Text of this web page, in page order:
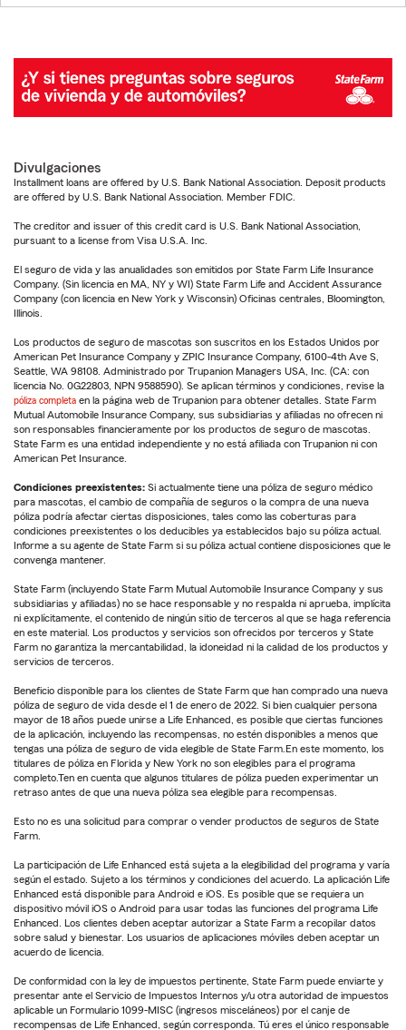
Divulgaciones
Installment loans are offered by U.S. Bank National Association. Deposit products
are offered by U.S. Bank National Association. Member FDIC.
The creditor and issuer of this credit card is U.S. Bank National Association,
pursuant to a license from Visa U.S.A. Inc.
El seguro de vida y las anualidades son emitidos por State Farm Life Insurance
Company. (Sin licencia en MA, NY y WI) State Farm Life and Accident Assurance
Company (con licencia en New York y Wisconsin) Oficinas centrales, Bloomington,
Illinois.
Los productos de seguro de mascotas son suscritos en los Estados Unidos por
American Pet Insurance Company y ZPIC Insurance Company, 6100-4th Ave S,
Seattle, WA 98108. Administrado por Trupanion Managers USA, Inc. (CA: con
licencia No. 0G22803, NPN 9588590). Se aplican términos y condiciones, revise la
póliza completa en la página web de Trupanion para obtener detalles. State Farm
Mutual Automobile Insurance Company, sus subsidiarias y afiliadas no ofrecen ni
son responsables financieramente por los productos de seguro de mascotas.
State Farm es una entidad independiente y no está afiliada con Trupanion ni con
American Pet Insurance.
Condiciones preexistentes: Si actualmente tiene una póliza de seguro médico
para mascotas, el cambio de compañía de seguros o la compra de una nueva
póliza podría afectar ciertas disposiciones, tales como las coberturas para
condiciones preexistentes o los deducibles ya establecidos bajo su póliza actual.
Informe a su agente de State Farm si su póliza actual contiene disposiciones que le
convenga mantener.
State Farm (incluyendo State Farm Mutual Automobile Insurance Company y sus
subsidiarias y afiliadas) no se hace responsable y no respalda ni aprueba, implícita
ni explícitamente, el contenido de ningún sitio de terceros al que se haga referencia
en este material. Los productos y servicios son ofrecidos por terceros y State
Farm no garantiza la mercantabilidad, la idoneidad ni la calidad de los productos y
servicios de terceros.
Beneficio disponible para los clientes de State Farm que han comprado una nueva
póliza de seguro de vida desde el 1 de enero de 2022. Si bien cualquier persona
mayor de 18 años puede unirse a Life Enhanced, es posible que ciertas funciones
de la aplicación, incluyendo las recompensas, no estén disponibles a menos que
tengas una póliza de seguro de vida elegible de State Farm.En este momento, los
titulares de póliza en Florida y New York no son elegibles para el programa
completo.Ten en cuenta que algunos titulares de póliza pueden experimentar un
retraso antes de que una nueva póliza sea elegible para recompensas.
Esto no es una solicitud para comprar o vender productos de seguros de State
Farm.
La participación de Life Enhanced está sujeta a la elegibilidad del programa y varía
según el estado. Sujeto a los términos y condiciones del acuerdo. La aplicación Life
Enhanced está disponible para Android e iOS. Es posible que se requiera un
dispositivo móvil iOS o Android para usar todas las funciones del programa Life
Enhanced. Los clientes deben aceptar autorizar a State Farm a recopilar datos
sobre salud y bienestar. Los usuarios de aplicaciones móviles deben aceptar un
acuerdo de licencia.
De conformidad con la ley de impuestos pertinente, State Farm puede enviarte y
presentar ante el Servicio de Impuestos Internos y/u otra autoridad de impuestos
aplicable un Formulario 1099-MISC (ingresos misceláneos) por el canje de
recompensas de Life Enhanced, según corresponda. Tú eres el único responsable